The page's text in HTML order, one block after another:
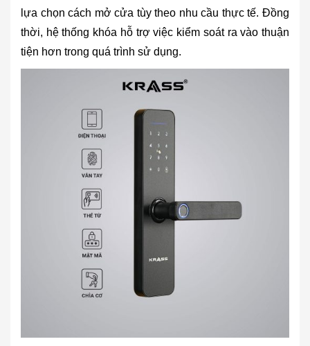
lựa chọn cách mở cửa tùy theo nhu cầu thực tế. Đồng
thời, hệ thống khóa hỗ trợ việc kiểm soát ra vào thuận
tiện hơn trong quá trình sử dụng.